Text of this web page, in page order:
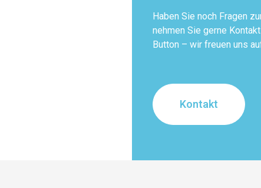
Haben Sie noch Fragen
nehmen Sie gerne
Button – wir freuen uns
Kontakt